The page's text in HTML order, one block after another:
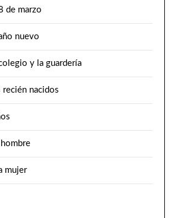
de marzo
nuevo
y la guardería
recién nacidos
hombre
mujer